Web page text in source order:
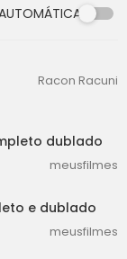
00:00
Racon Racuni
dublado
meusfilmes
e dublado
meusfilmes